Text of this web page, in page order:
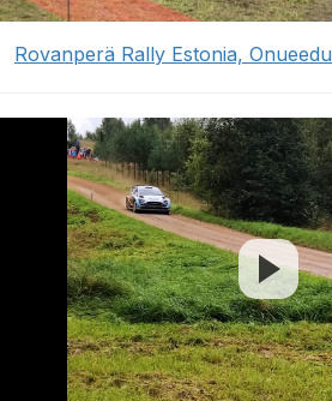
Rovanperä Rally Estonia, Onueedu